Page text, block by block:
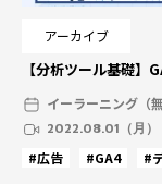
アーカイブ
【分析ツール基礎】
イーラーニング（無
2022.08.01（月）
#広告 #GA4 #